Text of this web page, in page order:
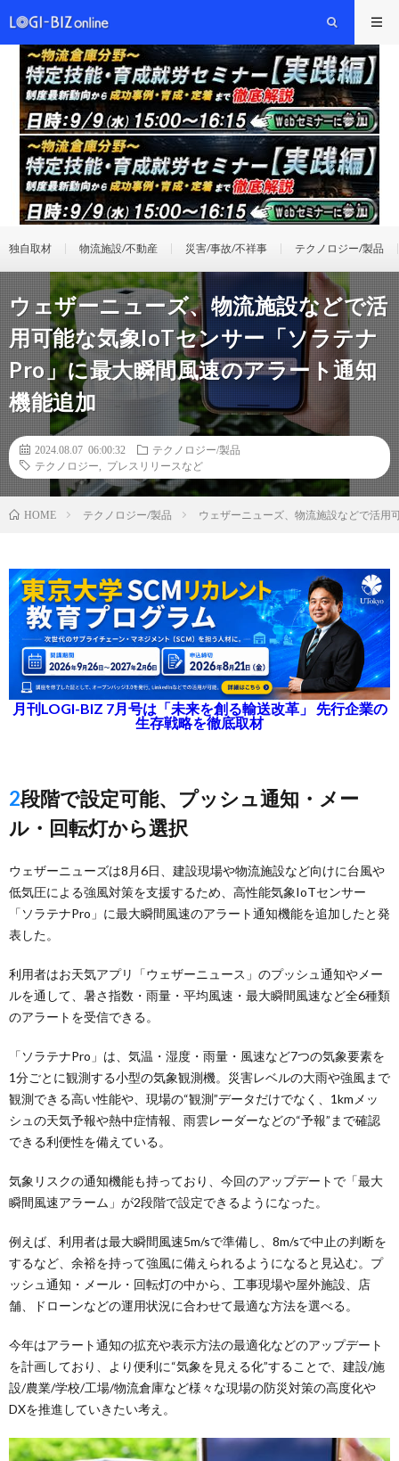
独自取材 物流施設/不動産 災害/事故/不祥事 テクノロジー/製品
ウェザーニューズ、物流施設などで活
用可能な気象IoTセンサー「ソラテナ
Pro」に最大瞬間風速のアラート通知
機能追加
2024.08.07 06:00:32
テクノロジー/製品
テクノロジー
プレスリリースなど
HOME テクノロジー/製品 ウェザーニューズ、物流施設などで活用
月刊LOGI-BIZ 7月号は「未来を創る輸送改革」 先行企業の
生存戦略を徹底取材
2段階で設定可能、プッシュ通知・メー
ル・回転灯から選択
ウェザーニューズは8月6日、建設現場や物流施設など向けに台風や
低気圧による強風対策を支援するため、高性能気象IoTセンサー
「ソラテナPro」に最大瞬間風速のアラート通知機能を追加したと発
表した。
利用者はお天気アプリ「ウェザーニュース」のプッシュ通知やメー
ルを通して、暑さ指数・雨量・平均風速・最大瞬間風速など全6種類
のアラートを受信できる。
「ソラテナPro」は、気温・湿度・雨量・風速など7つの気象要素を
1分ごとに観測する小型の気象観測機。災害レベルの大雨や強風まで
観測できる高い性能や、現場の“観測”データだけでなく、1kmメッ
シュの天気予報や熱中症情報、雨雲レーダーなどの“予報”まで確認
できる利便性を備えている。
気象リスクの通知機能も持っており、今回のアップデートで「最大
瞬間風速アラーム」が2段階で設定できるようになった。
例えば、利用者は最大瞬間風速5m/sで準備し、8m/sで中止の判断を
するなど、余裕を持って強風に備えられるようになると見込む。プ
ッシュ通知・メール・回転灯の中から、工事現場や屋外施設、店
舗、ドローンなどの運用状況に合わせて最適な方法を選べる。
今年はアラート通知の拡充や表示方法の最適化などのアップデート
を計画しており、より便利に“気象を見える化”することで、建設/施
設/農業/学校/工場/物流倉庫など様々な現場の防災対策の高度化や
DXを推進していきたい考え。